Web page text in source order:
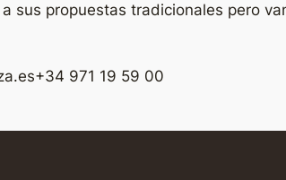
sus propuestas tradicionales pero
+34 971 19 59 00